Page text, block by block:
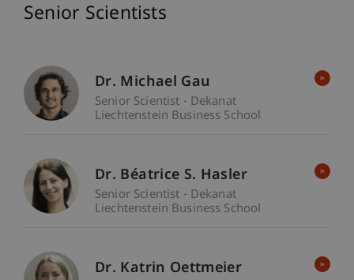
Senior Scientists
Dr. Michael Gau
Senior Scientist - Dekanat
Liechtenstein Business School
Dr. Béatrice S. Hasler
Senior Scientist - Dekanat
Liechtenstein Business School
Dr. Katrin Oettmeier